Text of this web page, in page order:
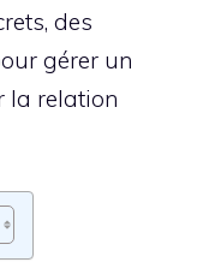
des
gérer un
la relation